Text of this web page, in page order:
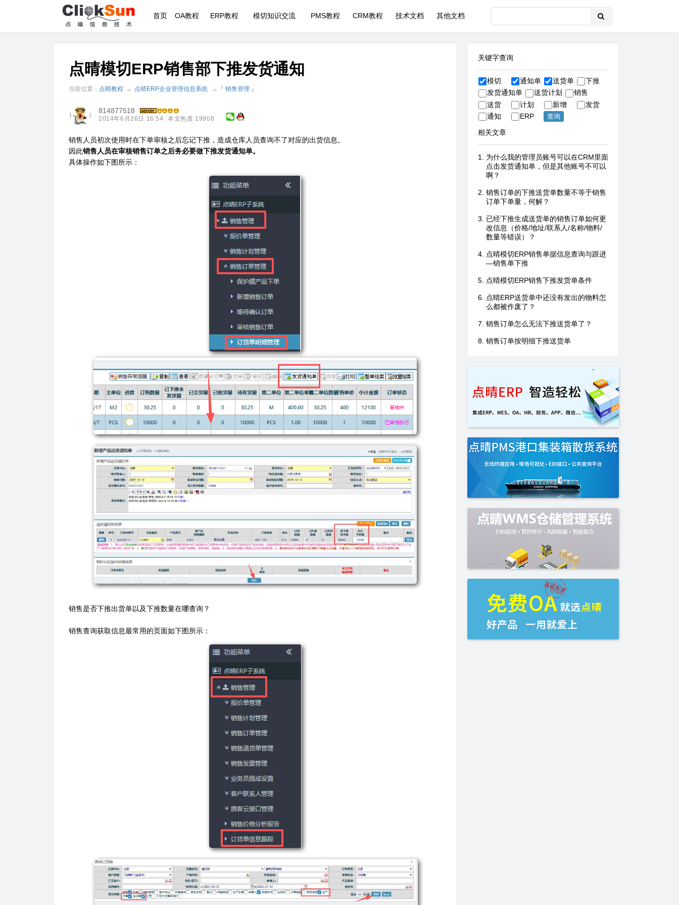
首页 OA教程 ERP教程 模切知识交流 PMS教程 CRM教程 技术文档 其他文档
点晴模切ERP销售部下推发货通知
当前位置： 点晴教程 → 点晴ERP企业管理信息系统 → 『 销售管理 』
814877518
2014年6月26日 16:54 本文热度 19908
销售人员初次使用时在下单审核之后忘记下推，造成仓库人员查询不了对应的出货信息。
因此销售人员在审核销售订单之后务必要做下推发货通知单。
具体操作如下图所示：
销售是否下推出货单以及下推数量在哪查询？
销售查询获取信息最常用的页面如下图所示：
关键字查询
模切 通知单 送货单
下推
发货通知单
送货计划
销售
送货
计划 新增
发货
通知
ERP
相关文章
为什么我的管理员账号可以在CRM里面
点击发货通知单，但是其他账号不可以
啊？
销售订单的下推送货单数量不等于销售
订单下单量，何解？
已经下推生成送货单的销售订单如何更
改信息（价格/地址/联系人/名称/物料/
数量等错误）？
点晴模切ERP销售单据信息查询与跟进
—销售单下推
点晴模切ERP销售下推发货单条件
点晴ERP送货单中还没有发出的物料怎
么都被作废了？
销售订单怎么无法下推送货单了？
销售订单按明细下推送货单